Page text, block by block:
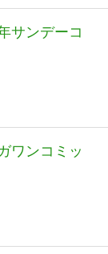
サンデーコ
ワンコミッ